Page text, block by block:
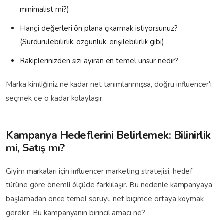
minimalist mi?)
Hangi değerleri ön plana çıkarmak istiyorsunuz?
(Sürdürülebilirlik, özgünlük, erişilebilirlik gibi)
Rakiplerinizden sizi ayıran en temel unsur nedir?
Marka kimliğiniz ne kadar net tanımlanmışsa, doğru influencer'ı
seçmek de o kadar kolaylaşır.
Kampanya Hedeflerini Belirlemek: Bilinirlik
mi, Satış mı?
Giyim markaları için influencer marketing stratejisi, hedef
türüne göre önemli ölçüde farklılaşır. Bu nedenle kampanyaya
başlamadan önce temel soruyu net biçimde ortaya koymak
gerekir: Bu kampanyanın birincil amacı ne?